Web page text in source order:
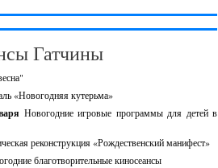
Гатчины
«Новогодняя кутерьма»
Новогодние игровые программы для детей в
реконструкция «Рождественский манифест»
благотворительные киносеансы